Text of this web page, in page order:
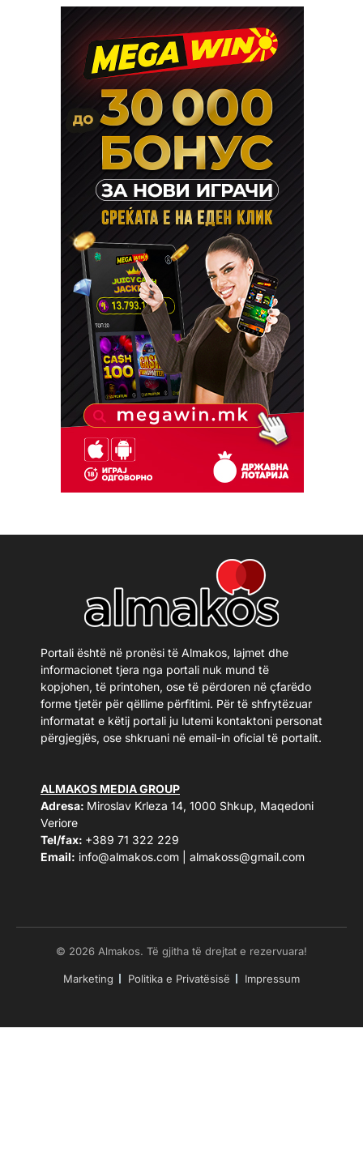
Portali është në pronësi të Almakos, lajmet dhe
informacionet tjera nga portali nuk mund të
kopjohen, të printohen, ose të përdoren në çfarëdo
forme tjetër për qëllime përfitimi. Për të shfrytëzuar
informatat e këtij portali ju lutemi kontaktoni personat
përgjegjës, ose shkruani në email-in oficial të portalit.
ALMAKOS MEDIA GROUP
Adresa: Miroslav Krleza 14, 1000 Shkup, Maqedoni
Veriore
Tel/fax: +389 71 322 229
Email: info@almakos.com almakoss@gmail.com
© 2026 Almakos. Të gjitha të drejtat e rezervuara!
Marketing Politika e Privatësisë Impressum